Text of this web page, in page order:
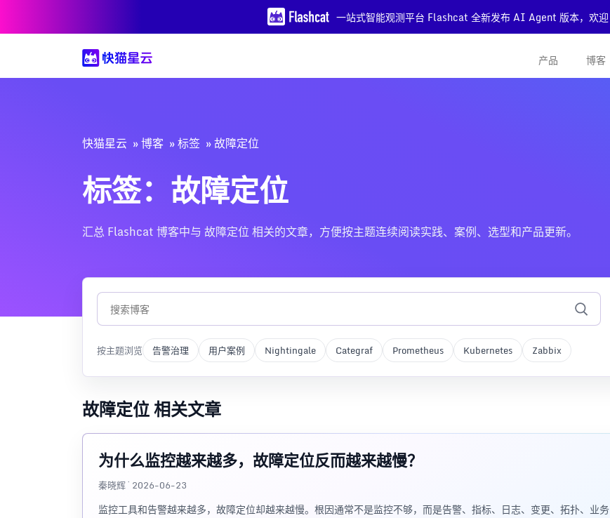
一站式智能观测平台 Flashcat 全新发布 AI Agent 版本，欢迎
产品 博客
快猫星云 博客 标签 故障定位
标签：故障定位
汇总 Flashcat 博客中与 故障定位 相关的文章，方便按主题连续阅读实践、案例、选型和产品更新。
按主题浏览 告警治理 用户案例 Nightingale Categraf Prometheus Kubernetes Zabbix
故障定位 相关文章
为什么监控越来越多，故障定位反而越来越慢？
秦晓辉 · 2026-06-23
监控工具和告警越来越多，故障定位却越来越慢。根因通常不是监控不够，而是告警、指标、日志、变更、拓扑、业务